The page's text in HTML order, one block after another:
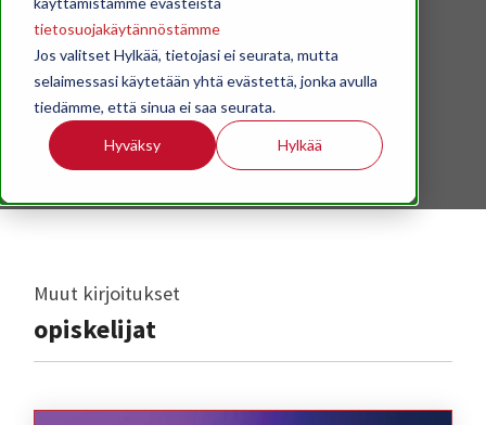
tietosuojakäytännöstämme
Jos valitset Hylkää, tietojasi ei seurata, mutta
selaimessasi käytetään yhtä evästettä, jonka avulla
tiedämme, että sinua ei saa seurata.
Hyväksy Hylkää
Muut kirjoitukset
opiskelijat